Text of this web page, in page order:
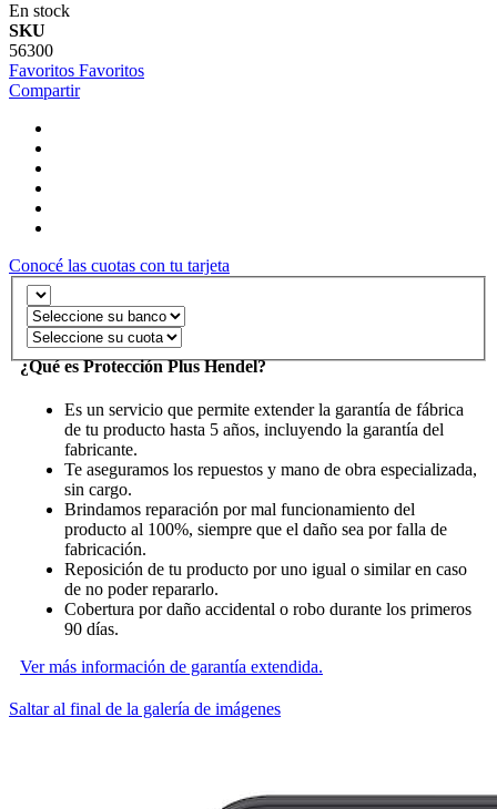
En stock
SKU
56300
Favoritos Favoritos
Compartir
Conocé las cuotas con tu tarjeta
¿Qué es Protección Plus Hendel?
Es un servicio que permite extender la garantía de fábrica
de tu producto hasta 5 años, incluyendo la garantía del
fabricante.
Te aseguramos los repuestos y mano de obra especializada,
sin cargo.
Brindamos reparación por mal funcionamiento del
producto al 100%, siempre que el daño sea por falla de
fabricación.
Reposición de tu producto por uno igual o similar en caso
de no poder repararlo.
Cobertura por daño accidental o robo durante los primeros
90 días.
Ver más información de garantía extendida.
Saltar al final de la galería de imágenes